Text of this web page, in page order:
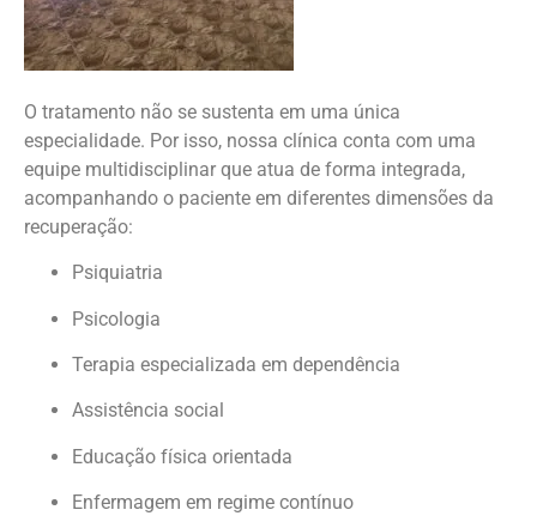
O tratamento não se sustenta em uma única
especialidade. Por isso, nossa clínica conta com uma
equipe multidisciplinar que atua de forma integrada,
acompanhando o paciente em diferentes dimensões da
recuperação:
Psiquiatria
Psicologia
Terapia especializada em dependência
Assistência social
Educação física orientada
Enfermagem em regime contínuo